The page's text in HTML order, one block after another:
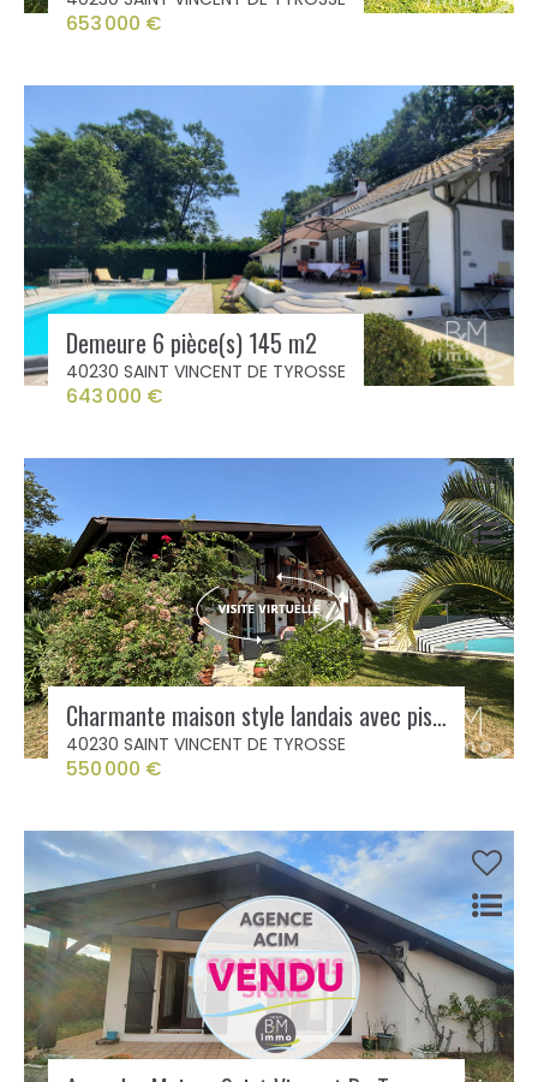
653 000 €
Demeure 6 pièce(s) 145 m2
40230 SAINT VINCENT DE TYROSSE
643 000 €
Charmante maison style landais avec piscine à 12 minutes des plages
40230 SAINT VINCENT DE TYROSSE
550 000 €